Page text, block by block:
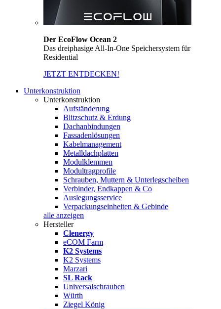
Der EcoFlow Ocean 2
Das dreiphasige All-In-One Speichersystem für
Residential
JETZT ENTDECKEN!
Unterkonstruktion
Unterkonstruktion
Aufständerung
Blitzschutz & Erdung
Dachanbindungen
Fassadenlösungen
Kabelmanagement
Metalldachplatten
Modulklemmen
Modultragprofile
Schrauben, Muttern & Unterlegscheiben
Verbinder, Endkappen & Co
Auslegungsservice
Verpackungseinheiten & Gebinde
alle anzeigen
Hersteller
Clenergy
eCOM Farm
K2 Systems
K2 Systems
Marzari
SL Rack
Universalschrauben
Würth
Ziegel König